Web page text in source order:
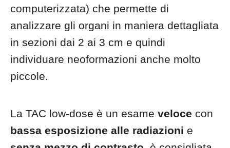
computerizzata) che permette di
analizzare gli organi in maniera dettagliata
in sezioni dai 2 ai 3 cm e quindi
individuare neoformazioni anche molto
piccole.
La TAC low-dose è un esame veloce con
bassa esposizione alle radiazioni e